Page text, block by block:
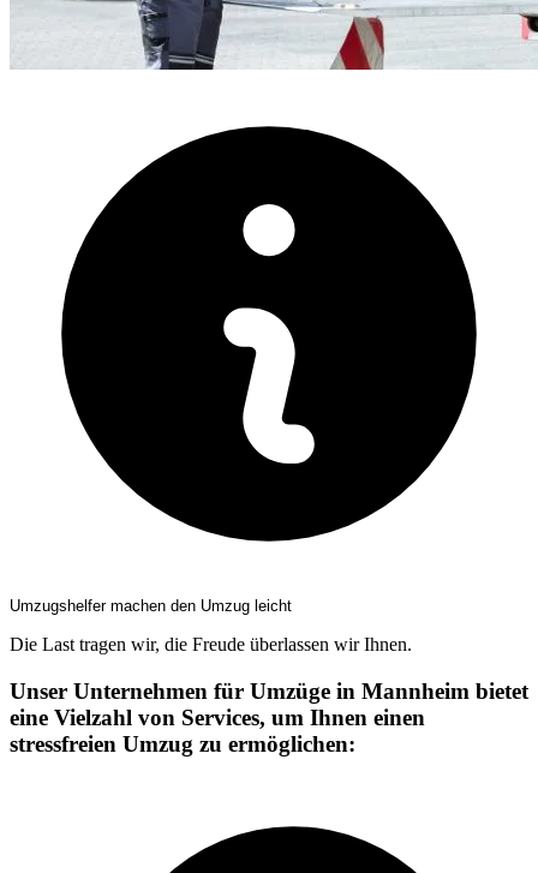
Umzugshelfer machen den Umzug leicht
Die Last tragen wir, die Freude überlassen wir Ihnen.
Unser Unternehmen für Umzüge in Mannheim bietet
eine Vielzahl von Services, um Ihnen einen
stressfreien Umzug zu ermöglichen: